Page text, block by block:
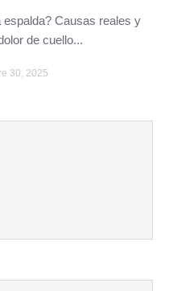
espalda? Causas reales y
de cuello...
30, 2025